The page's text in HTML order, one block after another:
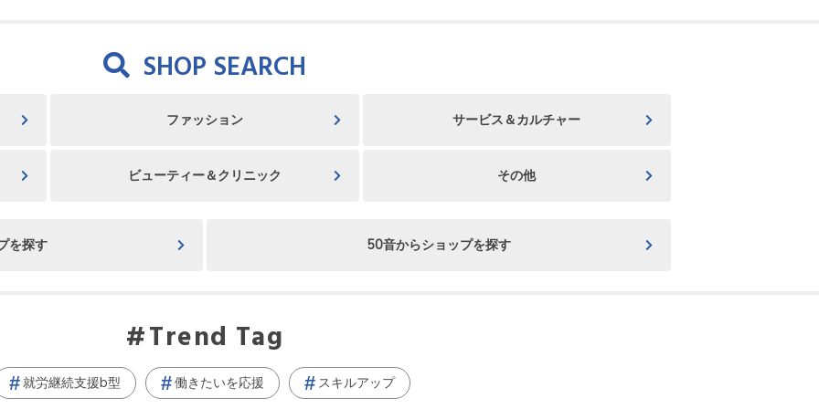
SHOP SEARCH
ファッション サービス＆カルチャー
ビューティー＆クリニック その他
を探す 50音からショップを探す
Trend Tag
就労継続支援b型 働きたいを応援 スキルアップ